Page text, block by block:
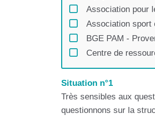
Association pour
Association sport
BGE PAM -
Centre de
Collectif
Comité
Comité
Comptoir des
Situation n°1
Très sensibles aux
questionnons sur la